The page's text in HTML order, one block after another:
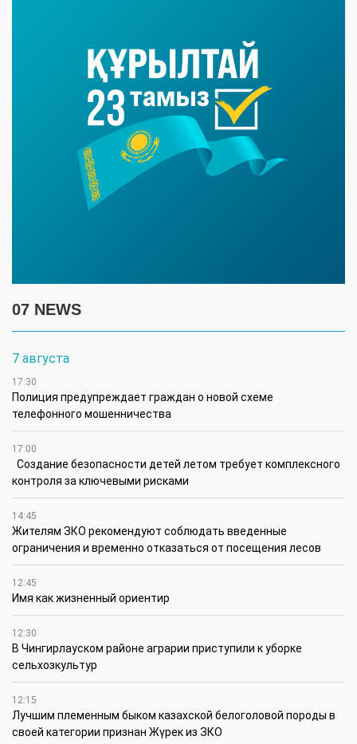
07 NEWS
7 августа
17:30
Полиция предупреждает граждан о новой схеме
телефонного мошенничества
17:00
Создание безопасности детей летом требует комплексного
контроля за ключевыми рисками
14:45
Жителям ЗКО рекомендуют соблюдать введенные
ограничения и временно отказаться от посещения лесов
12:45
Имя как жизненный ориентир
12:30
В Чингирлауском районе аграрии приступили к уборке
сельхозкультур
12:15
Лучшим племенным быком казахской белоголовой породы в
своей категории признан Жүрек из ЗКО